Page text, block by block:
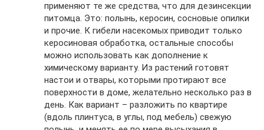
применяют те же средства, что для дезинсекции
питомца. Это: полынь, керосин, сосновые опилки
и прочие. К гибели насекомых приводит только
керосиновая обработка, остальные способы
можно использовать как дополнение к
химическому варианту. Из растений готовят
настои и отвары, которыми протирают все
поверхности в доме, желательно несколько раз в
день. Как вариант – разложить по квартире
(вдоль плинтуса, в углы, под мебель) свежую